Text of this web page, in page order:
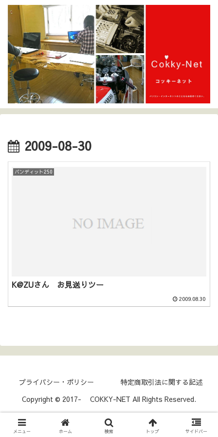
2009-08-30
バンディット250
K@ZUさん お見送りツー
2009.08.30
プライバシー・ポリシー
特定商取引法に関する記述
Copyright © 2017- COKKY-NET All Rights Reserved.
メニュー ホーム 検索 トップ サイドバー